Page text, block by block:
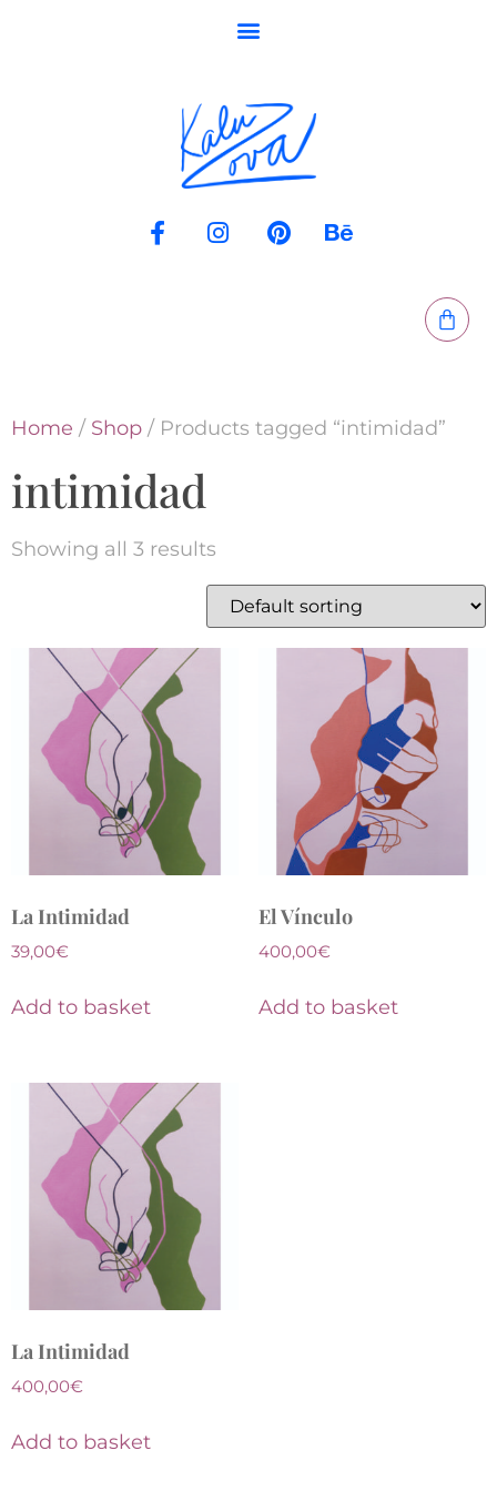
Home / Shop / Products tagged “intimidad”
intimidad
Showing all 3 results
La Intimidad
39,00€
Add to basket
El Vínculo
400,00€
Add to basket
La Intimidad
400,00€
Add to basket